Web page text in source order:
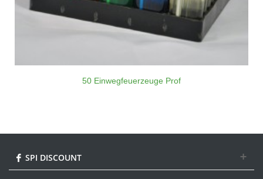
50 Einwegfeuerzeuge Prof
SPI DISCOUNT